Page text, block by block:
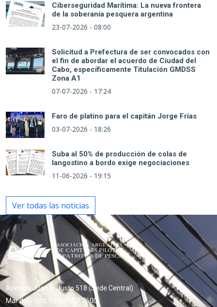
Ciberseguridad Marítima: La nueva frontera
de la soberanía pesquera argentina
23-07-2026 - 08:00
Solicitud a Prefectura de ser convocados con
el fin de abordar el acuerdo de Ciudad del
Cabo, específicamente Titulación GMDSS
Zona A1
07-07-2026 - 17:24
Faro de platino para el capitán Jorge Frías
03-07-2026 - 18:26
Suba al 50% de producción de colas de
langostino a bordo exige negociaciones
11-06-2026 - 19:15
Ver todas las noticias
Avenida Juan B. Justo 518 (Sede Central)
Mar del Plata, Bs As - CP 7600